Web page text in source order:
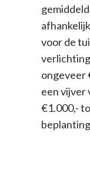
voor de
ongeveer
een vijver
€1.000,-